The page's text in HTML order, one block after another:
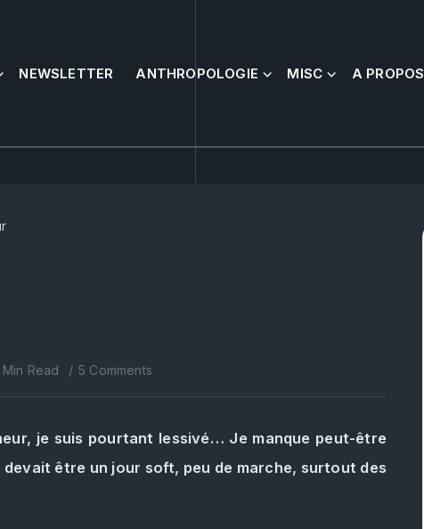
NEWSLETTER ANTHROPOLOGIE MISC A PROPOS
Min Read 5 Comments
je suis pourtant lessivé… Je manque peut-être
être un jour soft, peu de marche, surtout des